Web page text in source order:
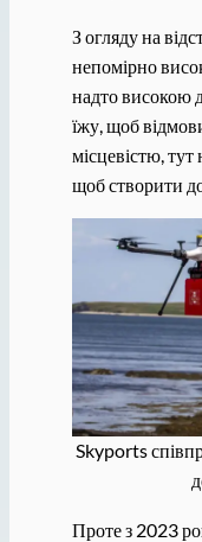
З огляду на
непомірно
надто високою
їжу, щоб
місцевістю, тут
щоб створити
Skyports
Проте з 2023